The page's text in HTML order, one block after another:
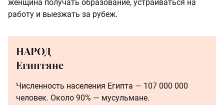
женщина получать образование, устраиваться на
работу и выезжать за рубеж.
НАРОД
Египтяне
Численность населения Египта — 107 000 000
человек. Около 90% — мусульмане.